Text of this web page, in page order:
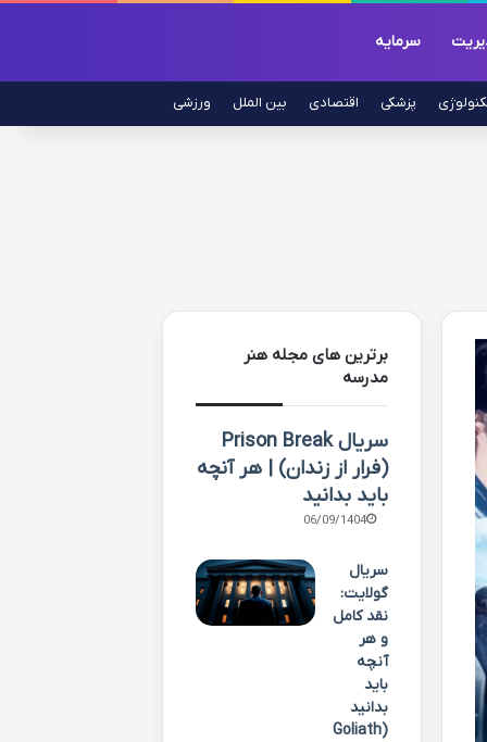
سرمایه
پزشکی اقتصادی بین الملل ورزشی
برترین های مجله هنر
مدرسه
سریال Prison Break
(فرار از زندان) | هر آنچه
باید بدانید
06/09/1404
سریال
گولایت:
نقد کامل
و هر
آنچه
باید
بدانید
(Goliath